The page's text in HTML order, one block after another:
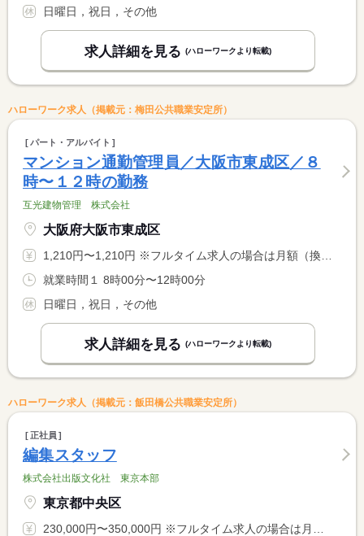
日曜日，祝日，その他
求人詳細を見る (ハローワークより転載)
ハローワーク求人（掲載元：梅田公共職業安定所）
パート・アルバイト
マンション通勤管理員／大阪市東成区／８
時〜１２時の勤務
互光建物管理 株式会社
大阪府大阪市東成区
1,210円〜1,210円 ※フルタイム求人の場合は月額（換算額）、パート求人の場合は時間額を表示しています。
就業時間１ 8時00分〜12時00分
日曜日，祝日，その他
求人詳細を見る (ハローワークより転載)
ハローワーク求人（掲載元：飯田橋公共職業安定所）
正社員
編集スタッフ
株式会社出版文化社 東京本部
東京都中央区
230,000円〜350,000円 ※フルタイム求人の場合は月額（換算額）、パート求人の場合は時間額を表示しています。